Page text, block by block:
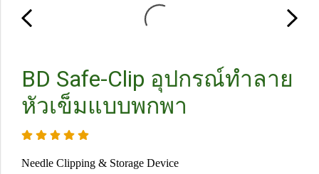
BD Safe-Clip อุปกรณ์ทำลาย
หัวเข็มแบบพกพา
Needle Clipping & Storage Device